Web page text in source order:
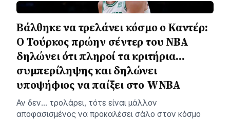
Βάλθηκε να τρελάνει κόσμο ο Καντέρ:
Ο Τούρκος πρώην σέντερ του NBA
δηλώνει ότι πληροί τα κριτήρια…
συμπερίληψης και δηλώνει
υποψήφιος να παίξει στο WNBA
Αν δεν… τρολάρει, τότε είναι μάλλον
αποφασισμένος να προκαλέσει σάλο στον κόσμο